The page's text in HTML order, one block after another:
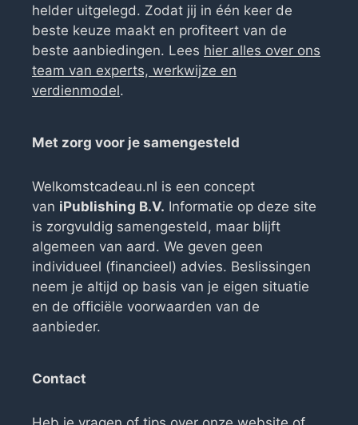
helder uitgelegd. Zodat jij in één keer de
beste keuze maakt en profiteert van de
beste aanbiedingen. Lees hier alles over ons
team van experts, werkwijze en
verdienmodel.
Met zorg voor je samengesteld
Welkomstcadeau.nl is een concept
van iPublishing B.V. Informatie op deze site
is zorgvuldig samengesteld, maar blijft
algemeen van aard. We geven geen
individueel (financieel) advies. Beslissingen
neem je altijd op basis van je eigen situatie
en de officiële voorwaarden van de
aanbieder.
Contact